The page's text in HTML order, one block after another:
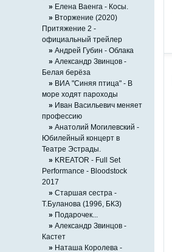
» Елена Ваенга - Косы.
» Вторжение (2020)
Притяжение 2 -
официальный трейлер
» Андрей Губин - Облака
» Александр Звинцов -
Белая берёза
» ВИА "Синяя птица" - В
море ходят пароходы
» Иван Васильевич меняет
профессию
» Анатолий Могилевский -
Юбилейный концерт в
Театре Эстрады.
» KREATOR - Full Set
Performance - Bloodstock
2017
» Старшая сестра -
Т.Буланова (1996, БКЗ)
» Подарочек...
» Александр Звинцов -
Кастет
» Наташа Королева -